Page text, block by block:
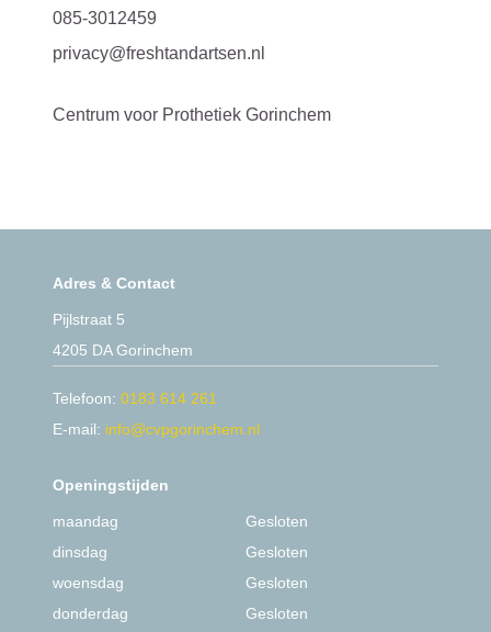
085-3012459
privacy@freshtandartsen.nl
Centrum voor Prothetiek Gorinchem
Adres & Contact
Pijlstraat 5
4205 DA Gorinchem
Telefoon: 0183 614 261
E-mail: info@cvpgorinchem.nl
Openingstijden
maandag
Gesloten
dinsdag
Gesloten
woensdag
Gesloten
donderdag
Gesloten